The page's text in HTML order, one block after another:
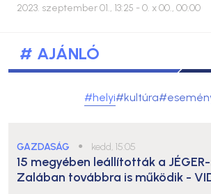
2023. szeptember 01., 13:25 - 0. x 00., 00:00
# AJÁNLÓ
#helyi#kultúra
GAZDASÁG ● kedd, 15:05
15 megyében leállították a
Zalában továbbra is működik -